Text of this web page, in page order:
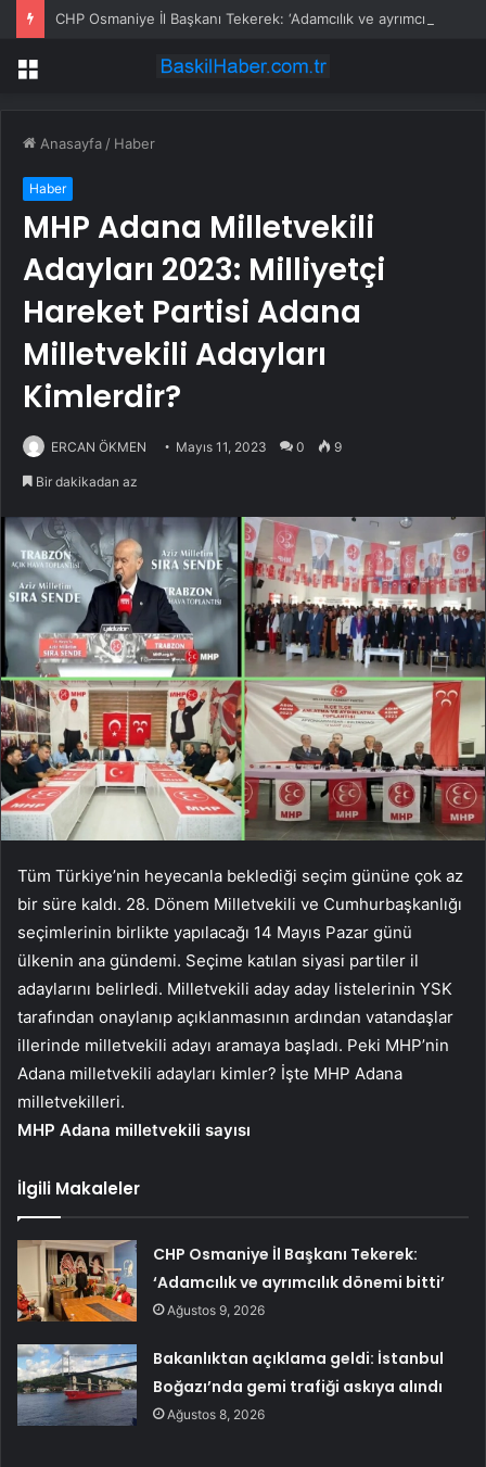
Menü
Anasayfa / Haber
Haber
MHP Adana Milletvekili
Adayları 2023: Milliyetçi
Hareket Partisi Adana
Milletvekili Adayları
Kimlerdir?
ERCAN ÖKMEN Mayıs 11, 2023 0 9
Bir dakikadan az
Tüm Türkiye’nin heyecanla beklediği seçim gününe çok az
bir süre kaldı. 28. Dönem Milletvekili ve Cumhurbaşkanlığı
seçimlerinin birlikte yapılacağı 14 Mayıs Pazar günü
ülkenin ana gündemi. Seçime katılan siyasi partiler il
adaylarını belirledi. Milletvekili aday aday listelerinin YSK
tarafından onaylanıp açıklanmasının ardından vatandaşlar
illerinde milletvekili adayı aramaya başladı. Peki MHP’nin
Adana milletvekili adayları kimler? İşte MHP Adana
milletvekilleri.
MHP Adana milletvekili sayısı
İlgili Makaleler
CHP Osmaniye İl Başkanı Tekerek:
‘Adamcılık ve ayrımcılık dönemi bitti’
Ağustos 9, 2026
Bakanlıktan açıklama geldi: İstanbul
Boğazı’nda gemi trafiği askıya alındı
Ağustos 8, 2026